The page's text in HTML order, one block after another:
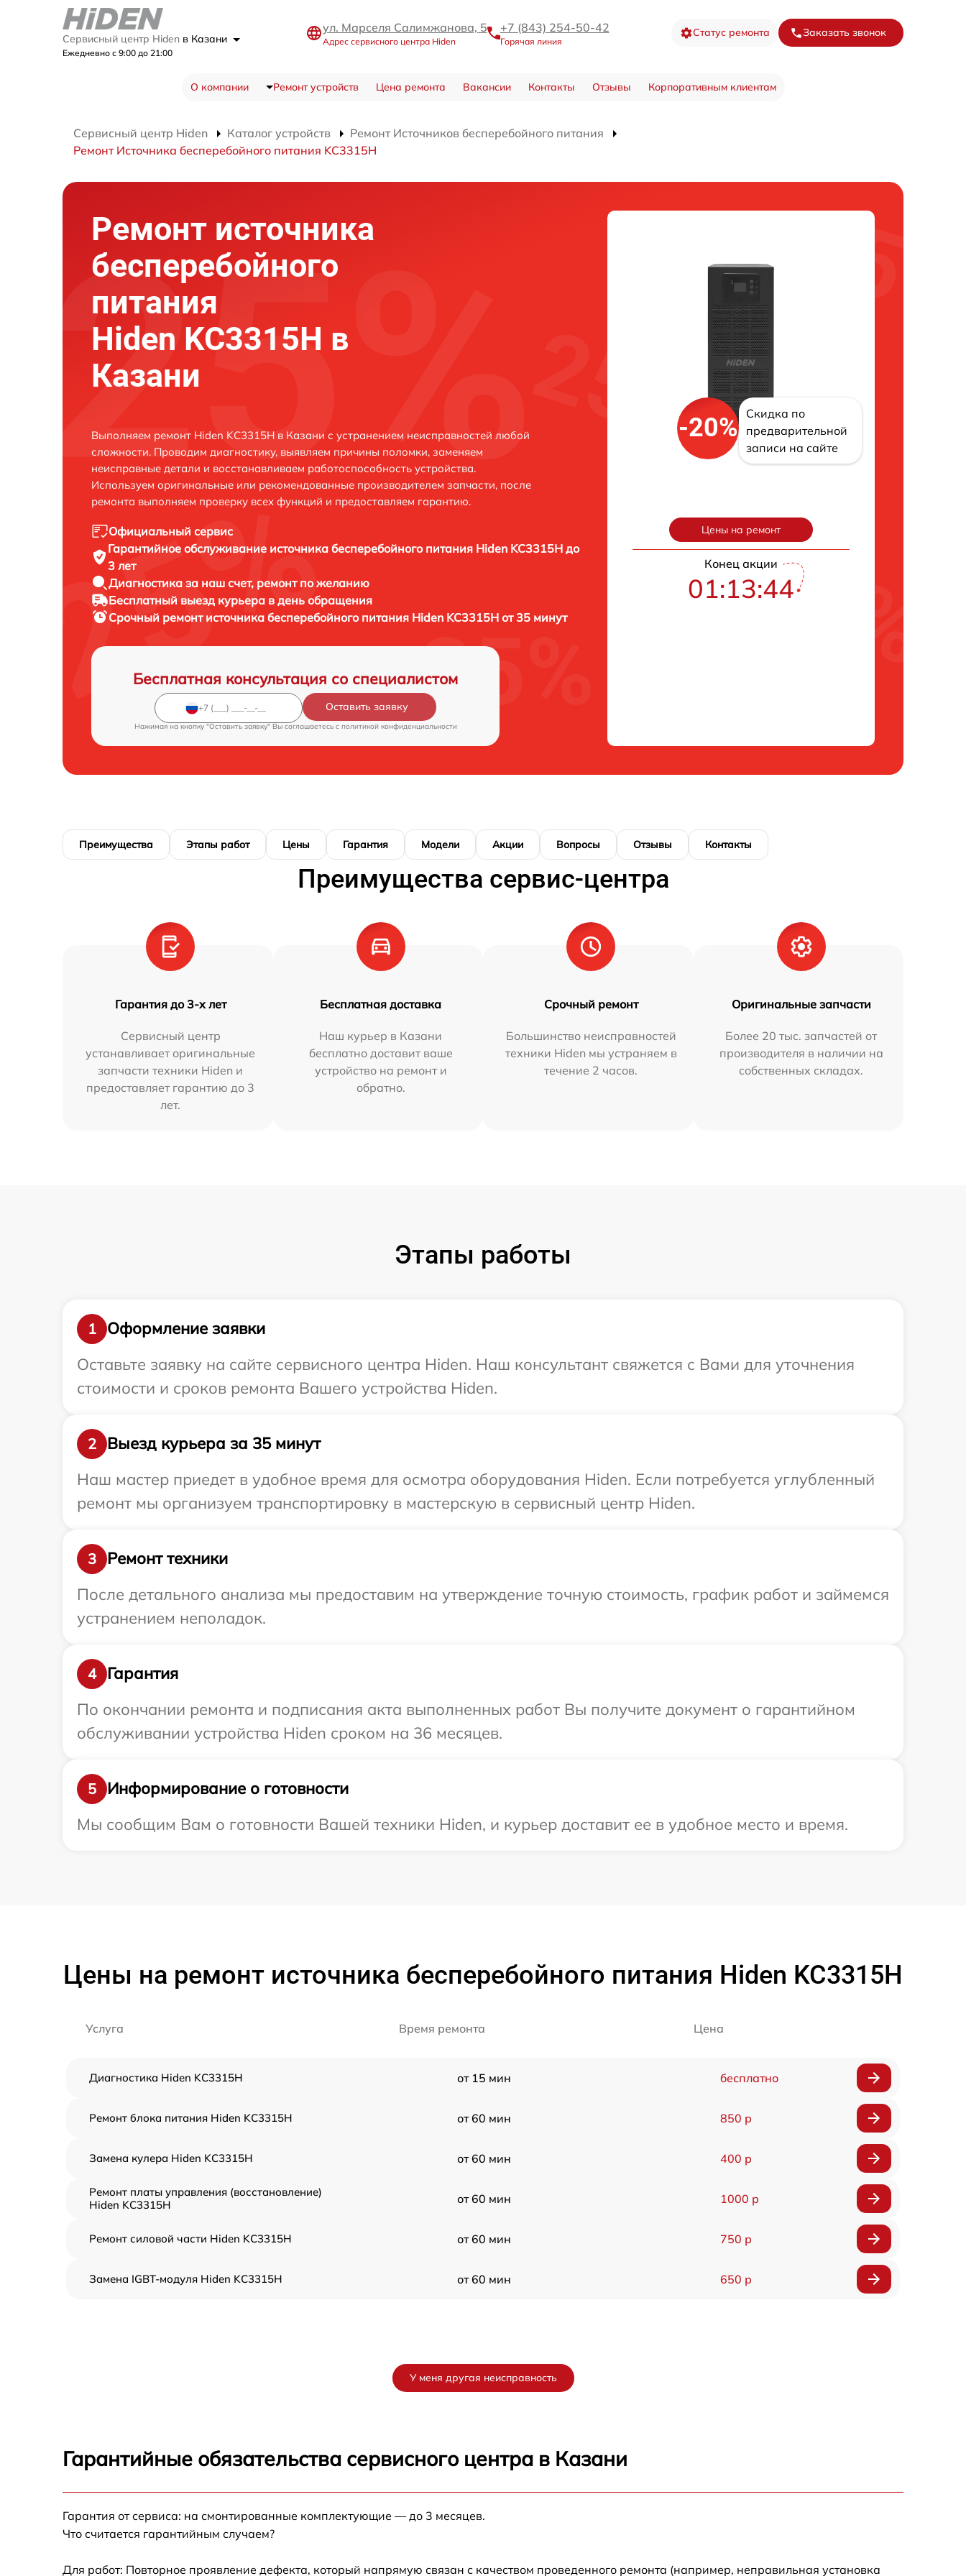
Сервисный центр Hiden в Казани
Ежедневно с 9:00 до 21:00
ул. Марселя Салимжанова, 5
Адрес сервисного центра Hiden
+7 (843) 254-50-42
Горячая линия
Статус ремонта Заказать звонок
О компании Ремонт устройств Цена ремонта Вакансии Контакты Отзывы Корпоративным клиентам
Сервисный центр Hiden Каталог устройств
Ремонт Источников бесперебойного питания
Ремонт Источника бесперебойного питания KC3315H
Ремонт источника
бесперебойного
питания
Hiden KC3315H в
Казани
Выполняем ремонт Hiden KC3315H в Казани с устранением неисправностей любой
сложности. Проводим диагностику, выявляем причины поломки, заменяем
неисправные детали и восстанавливаем работоспособность устройства.
Используем оригинальные или рекомендованные производителем запчасти, после
ремонта выполняем проверку всех функций и предоставляем гарантию.
Официальный сервис
Гарантийное обслуживание источника бесперебойного питания Hiden KC3315H до
3 лет
Диагностика за наш счет, ремонт по желанию
Бесплатный выезд курьера в день обращения
Срочный ремонт источника бесперебойного питания Hiden KC3315H от 35 минут
Бесплатная консультация со специалистом
Оставить заявку
Нажимая на кнопку "Оставить заявку" Вы соглашаетесь c политикой конфиденциальности
-20%
Скидка по
предварительной
записи на сайте
Цены на ремонт
Конец акции
01:13:43
Преимущества Этапы работ Цены Гарантия Модели Акции Вопросы Отзывы Контакты
Преимущества сервис-центра
Гарантия до 3-х лет
Сервисный центр
устанавливает оригинальные
запчасти техники Hiden и
предоставляет гарантию до 3
лет.
Бесплатная доставка
Наш курьер в Казани
бесплатно доставит ваше
устройство на ремонт и
обратно.
Срочный ремонт
Большинство неисправностей
техники Hiden мы устраняем в
течение 2 часов.
Оригинальные запчасти
Более 20 тыс. запчастей от
производителя в наличии на
собственных складах.
Этапы работы
1
Оформление заявки
Оставьте заявку на сайте сервисного центра Hiden. Наш консультант свяжется с Вами для уточнения
стоимости и сроков ремонта Вашего устройства Hiden.
2
Выезд курьера за 35 минут
Наш мастер приедет в удобное время для осмотра оборудования Hiden. Если потребуется углубленный
ремонт мы организуем транспортировку в мастерскую в сервисный центр Hiden.
3
Ремонт техники
После детального анализа мы предоставим на утверждение точную стоимость, график работ и займемся
устранением неполадок.
4
Гарантия
По окончании ремонта и подписания акта выполненных работ Вы получите документ о гарантийном
обслуживании устройства Hiden сроком на 36 месяцев.
5
Информирование о готовности
Мы сообщим Вам о готовности Вашей техники Hiden, и курьер доставит ее в удобное место и время.
Цены на ремонт источника бесперебойного питания Hiden KC3315H
Услуга Время ремонта Цена
Диагностика Hiden KC3315H от 15 мин бесплатно
Ремонт блока питания Hiden KC3315H от 60 мин 850 р
Замена кулера Hiden KC3315H от 60 мин 400 р
Ремонт платы управления (восстановление)
Hiden KC3315H
от 60 мин 1000 р
Ремонт силовой части Hiden KC3315H от 60 мин 750 р
Замена IGBT-модуля Hiden KC3315H от 60 мин 650 р
У меня другая неисправность
Гарантийные обязательства сервисного центра в Казани
Гарантия от сервиса: на смонтированные комплектующие — до 3 месяцев.
Что считается гарантийным случаем?
Для работ: Повторное проявление дефекта, который напрямую связан с качеством проведенного ремонта (например, неправильная установка